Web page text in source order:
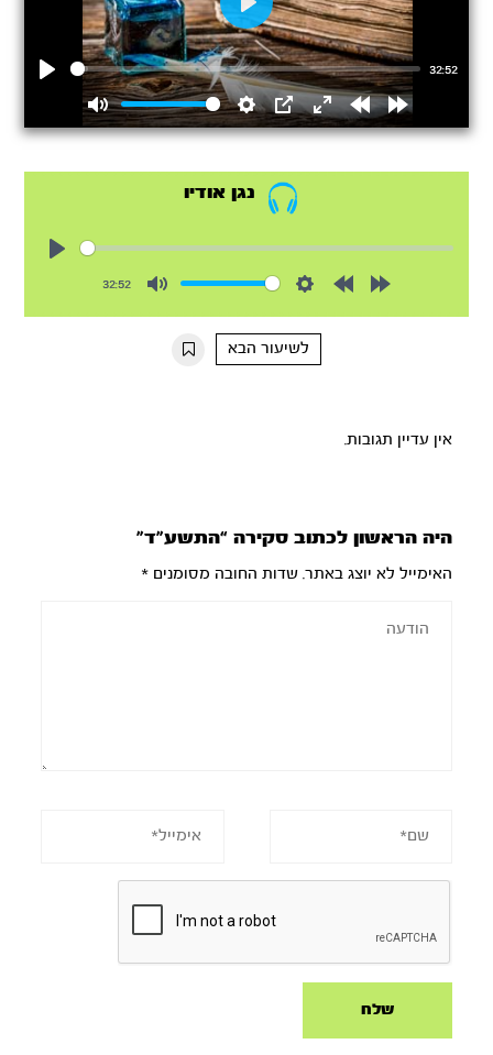
32:52
Mute Settings
PIP
EnterRewindForward
Play
נגן אודיו
32:52
לשיעור הבא
אין עדיין תגובות.
היה הראשון לכתוב סקירה “התשע”ד”
האימייל לא יוצג באתר. שדות החובה מסומנים*